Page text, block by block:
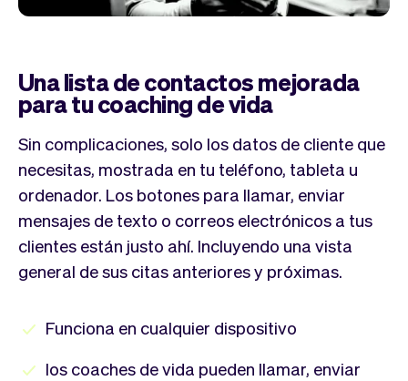
Una lista de contactos mejorada
para tu coaching de vida
Sin complicaciones, solo los datos de cliente que
necesitas, mostrada en tu teléfono, tableta u
ordenador. Los botones para llamar, enviar
mensajes de texto o correos electrónicos a tus
clientes están justo ahí. Incluyendo una vista
general de sus citas anteriores y próximas.
Funciona en cualquier dispositivo
los coaches de vida pueden llamar, enviar